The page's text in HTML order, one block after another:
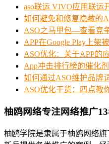
aso联运 VIVO应用联运
如何避免和修复隐藏的
ASO之马甲包—查看竞
APP在Google Play上架
ASO优化：关于APP的
App冲击排行榜的催化
如何通过ASO维护品牌
ASO优化干货：四点教
柚鸥网络专注网络推广13
柚鸥学院是隶属于柚鸥网络